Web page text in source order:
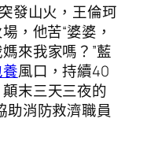
發山火，王倫珂
，他苦“婆婆，
來我家嗎？”藍
風口，持續40
末三天三夜的
助消防救濟職員